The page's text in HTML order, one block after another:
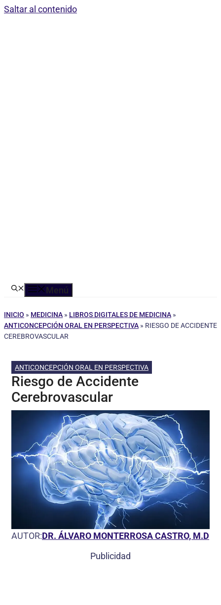
Saltar al contenido
Menú
INICIO » MEDICINA » LIBROS DIGITALES DE MEDICINA »
ANTICONCEPCIÓN ORAL EN PERSPECTIVA » RIESGO DE ACCIDENTE
CEREBROVASCULAR
ANTICONCEPCIÓN ORAL EN PERSPECTIVA
Riesgo de Accidente
Cerebrovascular
AUTOR:DR. ÁLVARO MONTERROSA CASTRO, M.D
Publicidad